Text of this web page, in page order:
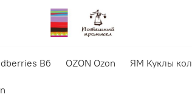
Вб OZON Ozon ЯМ Куклы